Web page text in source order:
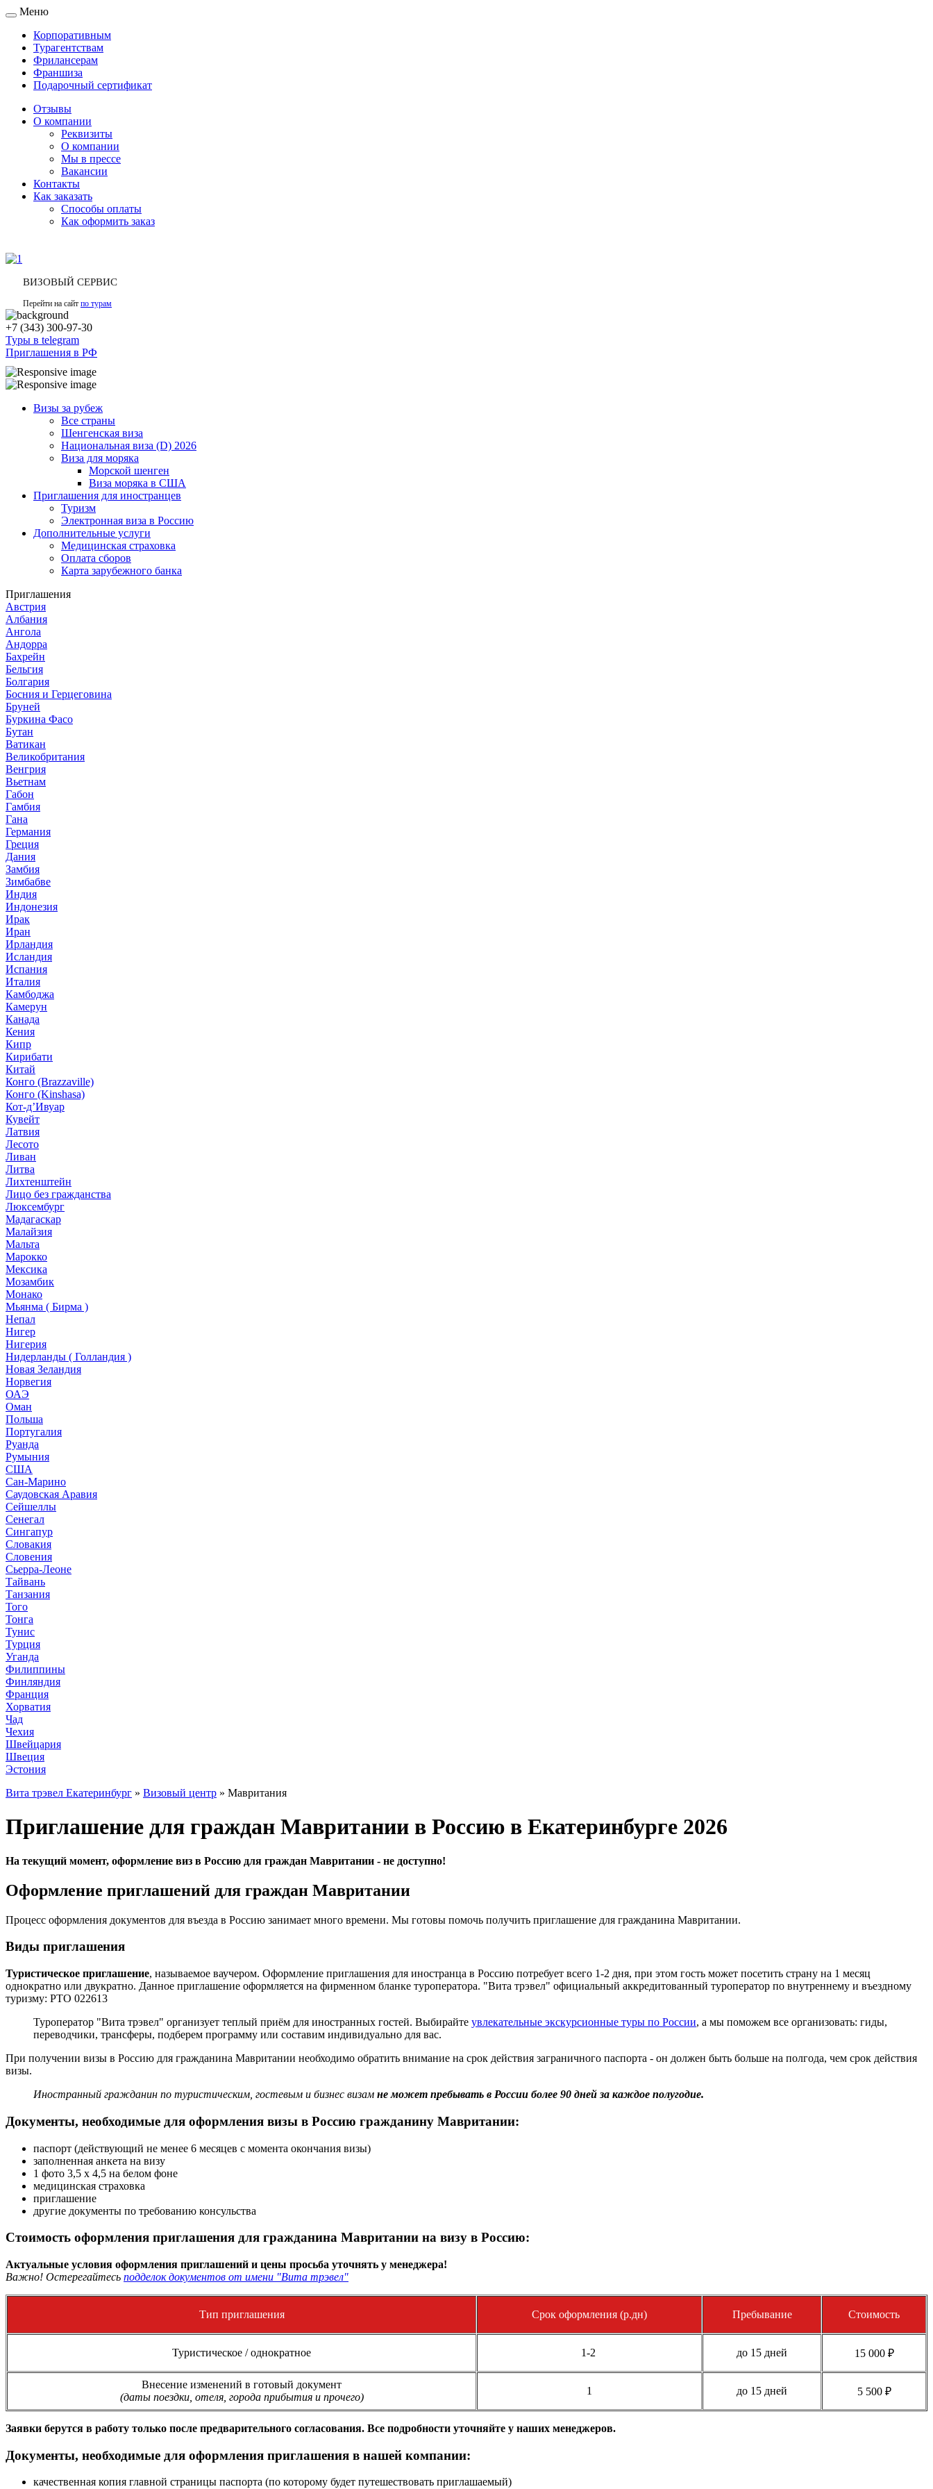
Toggle
navigation
Меню
Корпоративным
Турагентствам
Фрилансерам
Франшиза
Подарочный сертификат
Отзывы
О компании
Реквизиты
О компании
Мы в прессе
Вакансии
Контакты
Как заказать
Способы оплаты
Как оформить заказ
ВИЗОВЫЙ СЕРВИС
Перейти на сайт по турам
+7 (343) 300-97-30
Туры в telegram
Приглашения в РФ
Визы за рубеж
Все страны
Шенгенская виза
Национальная виза (D) 2026
Виза для моряка
Морской шенген
Виза моряка в США
Приглашения для иностранцев
Туризм
Электронная виза в Россию
Дополнительные услуги
Медицинская страховка
Оплата сборов
Карта зарубежного банка
Приглашения
Австрия
Албания
Ангола
Андорра
Бахрейн
Бельгия
Болгария
Босния и Герцеговина
Бруней
Буркина Фасо
Бутан
Ватикан
Великобритания
Венгрия
Вьетнам
Габон
Гамбия
Гана
Германия
Греция
Дания
Замбия
Зимбабве
Индия
Индонезия
Ирак
Иран
Ирландия
Исландия
Испания
Италия
Камбоджа
Камерун
Канада
Кения
Кипр
Кирибати
Китай
Конго (Brazzaville)
Конго (Kinshasa)
Кот-д’Ивуар
Кувейт
Латвия
Лесото
Ливан
Литва
Лихтенштейн
Лицо без гражданства
Люксембург
Мадагаскар
Малайзия
Мальта
Марокко
Мексика
Мозамбик
Монако
Мьянма ( Бирма )
Непал
Нигер
Нигерия
Нидерланды ( Голландия )
Новая Зеландия
Норвегия
ОАЭ
Оман
Польша
Португалия
Руанда
Румыния
США
Сан-Марино
Саудовская Аравия
Сейшеллы
Сенегал
Сингапур
Словакия
Словения
Сьерра-Леоне
Тайвань
Танзания
Того
Тонга
Тунис
Турция
Уганда
Филиппины
Финляндия
Франция
Хорватия
Чад
Чехия
Швейцария
Швеция
Эстония
Вита трэвел Екатеринбург » Визовый центр » Мавритания
Приглашение для граждан Мавритании в Россию в Екатеринбурге 2026
На текущий момент, оформление виз в Россию для граждан Мавритании - не доступно!
Оформление приглашений для граждан Мавритании
Процесс оформления документов для въезда в Россию занимает много времени. Мы готовы помочь получить приглашение для гражданина Мавритании.
Виды приглашения
Туристическое приглашение, называемое ваучером. Оформление приглашения для иностранца в Россию потребует всего 1-2 дня, при этом гость может посетить страну на 1 месяц
однократно или двукратно. Данное приглашение оформляется на фирменном бланке туроператора. "Вита трэвел" официальный аккредитованный туроператор по внутреннему и въездному
туризму: РТО 022613
Туроператор "Вита трэвел" организует теплый приём для иностранных гостей. Выбирайте увлекательные экскурсионные туры по России, а мы поможем все организовать: гиды,
переводчики, трансферы, подберем программу или составим индивидуально для вас.
При получении визы в Россию для гражданина Мавритании необходимо обратить внимание на срок действия заграничного паспорта - он должен быть больше на полгода, чем срок действия
визы.
Иностранный гражданин по туристическим, гостевым и бизнес визам не может пребывать в России более 90 дней за каждое полугодие.
Документы, необходимые для оформления визы в Россию гражданину Мавритании:
паспорт (действующий не менее 6 месяцев с момента окончания визы)
заполненная анкета на визу
1 фото 3,5 х 4,5 на белом фоне
медицинская страховка
приглашение
другие документы по требованию консульства
Стоимость оформления приглашения для гражданина Мавритании на визу в Россию:
Актуальные условия оформления приглашений и цены просьба уточнять у менеджера!
Важно! Остерегайтесь подделок документов от имени "Вита трэвел"
Тип приглашения Срок оформления (р.дн) Пребывание Стоимость
Туристическое / однократное 1-2 до 15 дней 15 000 ₽
Внесение изменений в готовый документ
(даты поездки, отеля, города прибытия и прочего)
1 до 15 дней 5 500 ₽
Заявки берутся в работу только после предварительного согласования. Все подробности уточняйте у наших менеджеров.
Документы, необходимые для оформления приглашения в нашей компании:
качественная копия главной страницы паспорта (по которому будет путешествовать приглашаемый)